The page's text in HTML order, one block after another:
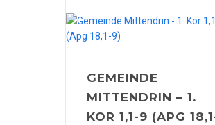
GEMEINDE
MITTENDRIN – 1.
KOR 1,1-9 (APG